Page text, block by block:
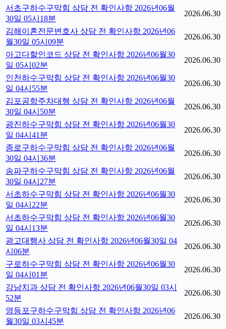
서초구하수구막힘 상담 전 확인사항 2026년06월
30일 05시18분
2026.06.30
김해이혼전문변호사 상담 전 확인사항 2026년06
월30일 05시09분
2026.06.30
아고다할인코드 상담 전 확인사항 2026년06월30
일 05시02분
2026.06.30
인천하수구막힘 상담 전 확인사항 2026년06월30
일 04시55분
2026.06.30
김포공항주차대행 상담 전 확인사항 2026년06월
30일 04시50분
2026.06.30
광진하수구막힘 상담 전 확인사항 2026년06월30
일 04시41분
2026.06.30
종로구하수구막힘 상담 전 확인사항 2026년06월
30일 04시36분
2026.06.30
송파구하수구막힘 상담 전 확인사항 2026년06월
30일 04시27분
2026.06.30
서초하수구막힘 상담 전 확인사항 2026년06월30
일 04시22분
2026.06.30
서초하수구막힘 상담 전 확인사항 2026년06월30
일 04시13분
2026.06.30
광고대행사 상담 전 확인사항 2026년06월30일 04
시06분
2026.06.30
구로하수구막힘 상담 전 확인사항 2026년06월30
일 04시01분
2026.06.30
강남치과 상담 전 확인사항 2026년06월30일 03시
52분
2026.06.30
영등포구하수구막힘 상담 전 확인사항 2026년06
월30일 03시45분
2026.06.30